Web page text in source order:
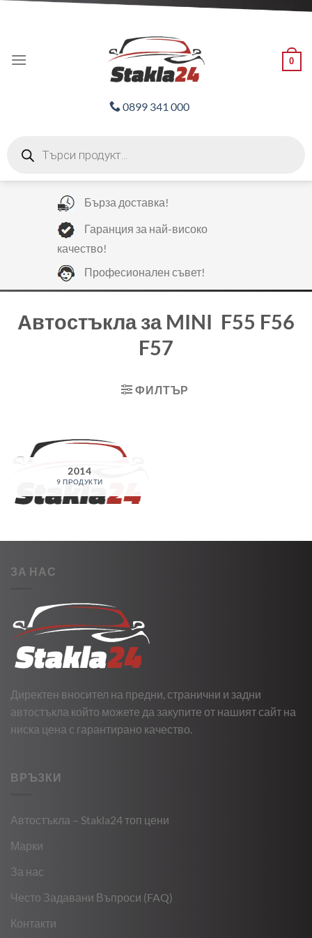
0
0899 341 000
search
Бърза доставка!
Гаранция за най-високо
качество!
Професионален съвет!
Автостъкла за MINI F55 F56
F57
ФИЛТЪР
2014
9 ПРОДУКТИ
ЗА НАС
Директен вносител на предни, странични и задни
автостъкла който можете да закупите от нашият сайт на
ниска цена с гарантирано качество.
ВРЪЗКИ
Автостъкла – Stakla24 топ цени
Марки
За нас
Често Задавани Въпроси (FAQ)
Контакти